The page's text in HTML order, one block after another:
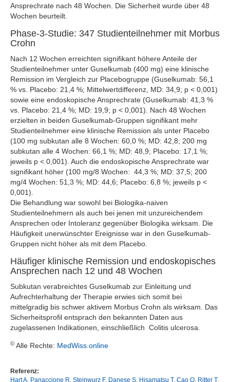
Ansprechrate nach 48 Wochen. Die Sicherheit wurde über 48
Wochen beurteilt.
Phase-3-Studie: 347 Studienteilnehmer mit Morbus
Crohn
Nach 12 Wochen erreichten signifikant höhere Anteile der
Studienteilnehmer unter Guselkumab (400 mg) eine klinische
Remission im Vergleich zur Placebogruppe (Guselkumab: 56,1
% vs. Placebo: 21,4 %; Mittelwertdifferenz, MD: 34,9; p < 0,001)
sowie eine endoskopische Ansprechrate (Guselkumab: 41,3 %
vs. Placebo: 21,4 %; MD: 19,9; p < 0,001). Nach 48 Wochen
erzielten in beiden Guselkumab-Gruppen signifikant mehr
Studienteilnehmer eine klinische Remission als unter Placebo
(100 mg subkutan alle 8 Wochen: 60,0 %; MD: 42,8; 200 mg
subkutan alle 4 Wochen: 66,1 %; MD: 48,9; Placebo: 17,1 %;
jeweils p < 0,001). Auch die endoskopische Ansprechrate war
signifikant höher (100 mg/8 Wochen: 44,3 %; MD: 37,5; 200
mg/4 Wochen: 51,3 %; MD: 44,6; Placebo: 6,8 %; jeweils p <
0,001).
Die Behandlung war sowohl bei Biologika-naiven
Studienteilnehmern als auch bei jenen mit unzureichendem
Ansprechen oder Intoleranz gegenüber Biologika wirksam. Die
Häufigkeit unerwünschter Ereignisse war in den Guselkumab-
Gruppen nicht höher als mit dem Placebo.
Häufiger klinische Remission und endoskopisches
Ansprechen nach 12 und 48 Wochen
Subkutan verabreichtes Guselkumab zur Einleitung und
Aufrechterhaltung der Therapie erwies sich somit bei
mittelgradig bis schwer aktivem Morbus Crohn als wirksam. Das
Sicherheitsprofil entsprach den bekannten Daten aus
zugelassenen Indikationen, einschließlich Colitis ulcerosa.
© Alle Rechte: MedWiss.online
Referenz:
Hart A, Panaccione R, Steinwurz F, Danese S, Hisamatsu T, Cao Q, Ritter T,